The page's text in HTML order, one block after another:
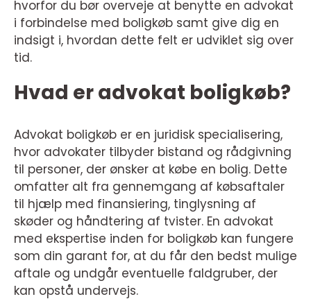
hvorfor du bør overveje at benytte en advokat
i forbindelse med boligkøb samt give dig en
indsigt i, hvordan dette felt er udviklet sig over
tid.
Hvad er advokat boligkøb?
Advokat boligkøb er en juridisk specialisering,
hvor advokater tilbyder bistand og rådgivning
til personer, der ønsker at købe en bolig. Dette
omfatter alt fra gennemgang af købsaftaler
til hjælp med finansiering, tinglysning af
skøder og håndtering af tvister. En advokat
med ekspertise inden for boligkøb kan fungere
som din garant for, at du får den bedst mulige
aftale og undgår eventuelle faldgruber, der
kan opstå undervejs.